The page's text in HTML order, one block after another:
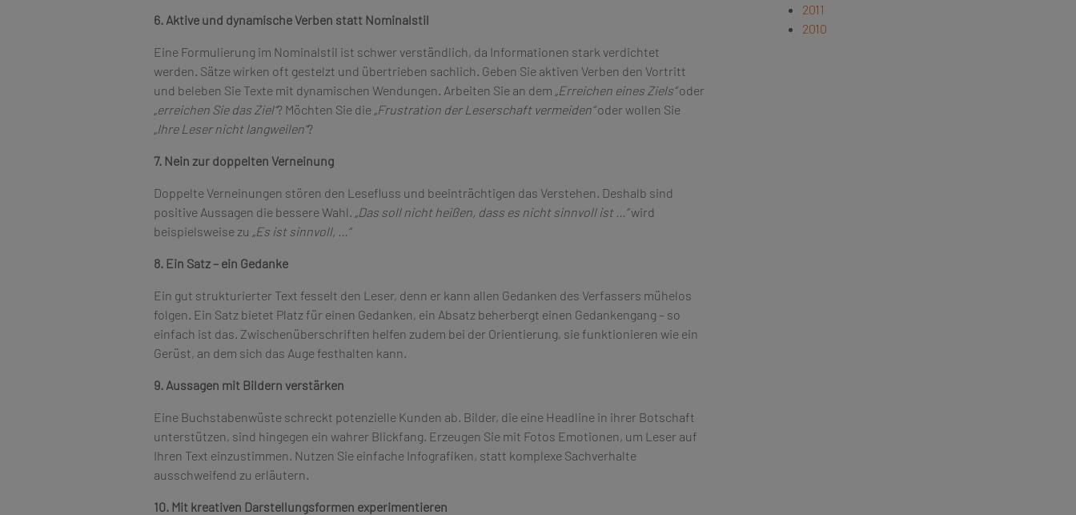
6. Aktive und dynamische Verben statt Nominalstil
Eine Formulierung im Nominalstil ist schwer verständlich, da Informationen stark verdichtet
werden. Sätze wirken oft gestelzt und übertrieben sachlich. Geben Sie aktiven Verben den Vortritt
und beleben Sie Texte mit dynamischen Wendungen. Arbeiten Sie an dem „Erreichen eines Ziels“oder
„erreichen Sie das Ziel“? Möchten Sie die „Frustration der Leserschaft vermeiden“oder wollen Sie
„Ihre Leser nicht langweilen“?
7. Nein zur doppelten Verneinung
Doppelte Verneinungen stören den Lesefluss und beeinträchtigen das Verstehen. Deshalb sind
positive Aussagen die bessere Wahl. „Das soll nicht heißen, dass es nicht sinnvoll ist …“wird
beispielsweise zu „Es ist sinnvoll, …“
8. Ein Satz – ein Gedanke
Ein gut strukturierter Text fesselt den Leser, denn er kann allen Gedanken des Verfassers mühelos
folgen. Ein Satz bietet Platz für einen Gedanken, ein Absatz beherbergt einen Gedankengang – so
einfach ist das. Zwischenüberschriften helfen zudem bei der Orientierung, sie funktionieren wie ein
Gerüst, an dem sich das Auge festhalten kann.
9. Aussagen mit Bildern verstärken
Eine Buchstabenwüste schreckt potenzielle Kunden ab. Bilder, die eine Headline in ihrer Botschaft
unterstützen, sind hingegen ein wahrer Blickfang. Erzeugen Sie mit Fotos Emotionen, um Leser auf
Ihren Text einzustimmen. Nutzen Sie einfache Infografiken, statt komplexe Sachverhalte
ausschweifend zu erläutern.
10. Mit kreativen Darstellungsformen experimentieren
2011
2010